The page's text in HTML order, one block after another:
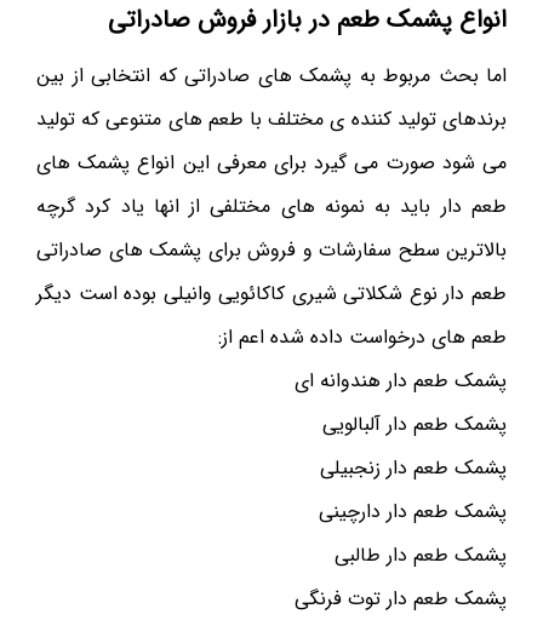
انواع پشمک طعم در بازار فروش صادراتی
اما بحث مربوط به پشمک های صادراتی که انتخابی از بین
برندهای تولید کننده ی مختلف با طعم های متنوعی که تولید
می شود صورت می گیرد برای معرفی این انواع پشمک های
طعم دار باید به نمونه های مختلفی از انها یاد کرد گرچه
بالاترین سطح سفارشات و فروش برای پشمک های صادراتی
طعم دار نوع شکلاتی شیری کاکائویی وانیلی بوده است دیگر
طعم های درخواست داده شده اعم از:
پشمک طعم دار هندوانه ای
پشمک طعم دار آلبالویی
پشمک طعم دار زنجبیلی
پشمک طعم دار دارچینی
پشمک طعم دار طالبی
پشمک طعم دار توت فرنگی